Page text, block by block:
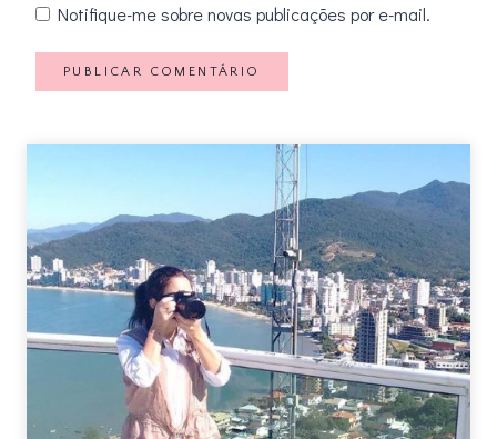
Notifique-me sobre novas publicações por e-mail.